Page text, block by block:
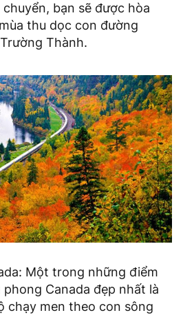
bạn sẽ được hòa
thu dọc con đường
Thành.
Một trong những điểm
Canada đẹp nhất là
chạy men theo con sông